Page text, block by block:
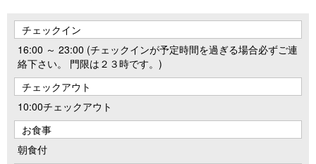
チェックイン
16:00 ～ 23:00 (チェックインが予定時間を過ぎる場合必ずご連
絡下さい。 門限は２３時です。)
チェックアウト
10:00チェックアウト
お食事
朝食付